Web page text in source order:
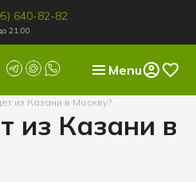
640-82-82
21:00
Menu
из Казани в Москву?
из Казани в